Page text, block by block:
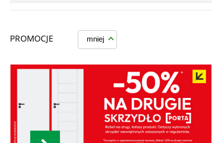
PROMOCJE mniej